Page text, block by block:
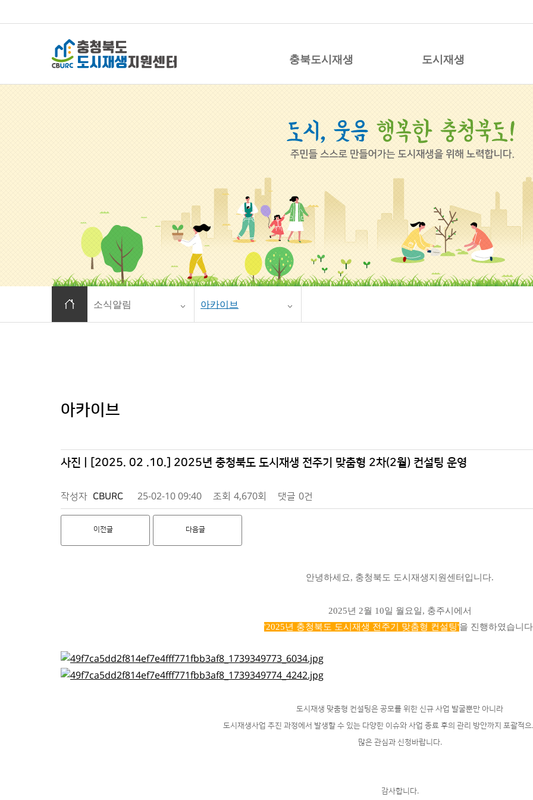
충북도시재생 도시재생
홈으로 이동
소식알림 아카이브
아카이브
사진 | [2025. 02 .10.] 2025년 충청북도 도시재생 전주기 맞춤형 2차(2월) 컨설팅 운영
작성자 CBURC 25-02-10 09:40 조회 4,670회 댓글 0건
이전글 다음글
안녕하세요, 충청북도 도시재생지원센터입니다.
2025년 2월 10일 월요일, 충주시에서
'2025년 충청북도 도시재생 전주기 맞춤형 컨설팅'을 진행하였습니
도시재생 맞춤형 컨설팅은 공모를 위한 신규 사업 발굴뿐만 아니라
도시재생사업 추진 과정에서 발생할 수 있는 다양한 이슈와 사업 종료 후의 관리 방안까지 포괄적
많은 관심과 신청바랍니다.
감사합니다.